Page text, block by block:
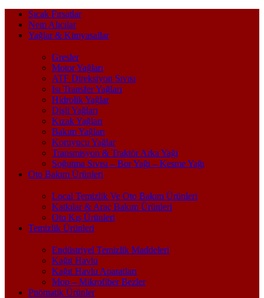
Sıcak Fırsatlar
Nem Alıcılar
Yağlar & Kimyasallar
Gresler
Motor Yağları
ATF Direksiyon Sıvısı
Isı Transfer Yağları
Hidrolik Yağlar
Dişli Yağları
Kızak Yağları
Bakım Yağları
Koruyucu Yağlar
Transmisyon & Traktör Arka Yağı
Soğutma Sıvısı – Bor Yağı – Kesme Yağı
Oto Bakım Ürünleri
Local Temizlik Ve Oto Bakım Ürünleri
Katkılar & Araç Bakım Ürünleri
Oto Kış Ürünleri
Temizlik Ürünleri
Endüstriyel Temizlik Maddeleri
Kağıt Havlu
Kağıt Havlu Aparatları
Mop – Mikrofiber Bezler
Pnömatik Ürünler